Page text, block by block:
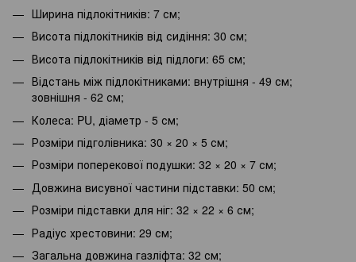
Ширина підлокітників: 7 см;
Висота підлокітників від сидіння: 30 см;
Висота підлокітників від підлоги: 65 см;
Відстань між підлокітниками: внутрішня - 49 см;
зовнішня - 62 см;
Колеса: PU, діаметр - 5 см;
Розміри підголівника: 30 × 20 × 5 см;
Розміри поперекової подушки: 32 × 20 × 7 см;
Довжина висувної частини підставки: 50 см;
Розміри підставки для ніг: 32 × 22 × 6 см;
Радіус хрестовини: 29 см;
Загальна довжина газліфта: 32 см;